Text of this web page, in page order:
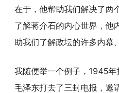
在于，他帮助我们解决了两
了解蒋介石的内心世界，他
助我们了解政坛的许多内幕
我随便举一个例子，1945
毛泽东打去了三封电报，邀